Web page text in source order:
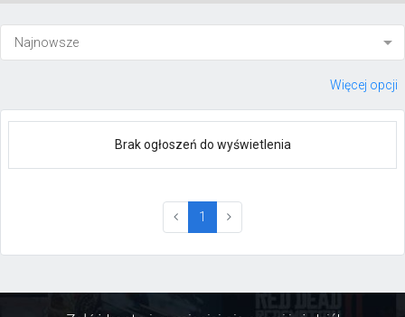
Więcej opcji
Brak ogłoszeń do wyświetlenia
1 (current)